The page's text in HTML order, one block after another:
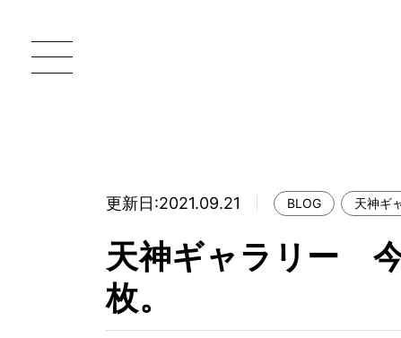
MOKUBA について
ブランドコンセプト
更新日:2021.09.21 BLOG 天神ギ
天神ギャラリー
枚。